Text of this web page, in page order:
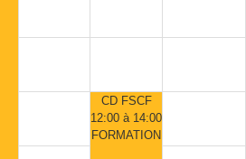
CD FSCF
12:00 à 14:00
FORMATION